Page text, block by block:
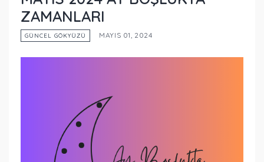
ZAMANLARI
GÜNCEL GÖKYÜZÜ MAYIS 01, 2024